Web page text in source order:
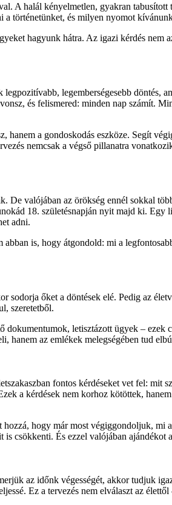
A halál kényelmetlen, gyakran
történetünket, és milyen nyomot
hagyunk hátra. Az igazi kérdés
legemberségesebb
és felismered: minden nap számít.
a gondoskodás eszköze. Segít
nemcsak a végső pillanatra
De valójában az örökség ennél sokkal
18. születésnapján nyit majd ki.
adni.
is, hogy átgondold: mi a
őket a döntések elé. Pedig az
szeretetből.
letisztázott ügyek –
hanem az emlékek melegségében tud
fontos kérdéseket vet fel: mit
a kérdések nem korhoz kötöttek,
hogy már most végiggondoljuk,
csökkenti. És ezzel valójában
az időnk végességét, akkor tudjuk
Ez a tervezés nem elválaszt az